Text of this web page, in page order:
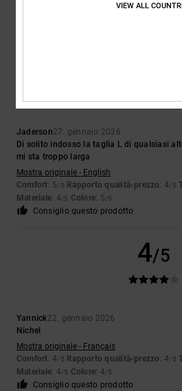
Rapporto qualità-prezzo: 3
Jaderson27. gennaio 2026
Di solito indosso la taglia L di qualsiasi
mi sta troppo larga
Mostra originale - English
Comfort: 5/5 Rapporto qualità-prezzo : 4/5
Materiale: 4/5 Colore: 5/5
Consiglio questo prodotto
4/5
Yannick22. gennaio 2026
Nichel
Mostra originale - Français
Comfort: 4/5 Rapporto qualità-prezzo : 4/5
Materiale: 4/5 Colore: 4/5
Consiglio questo prodotto
VIEW ALL